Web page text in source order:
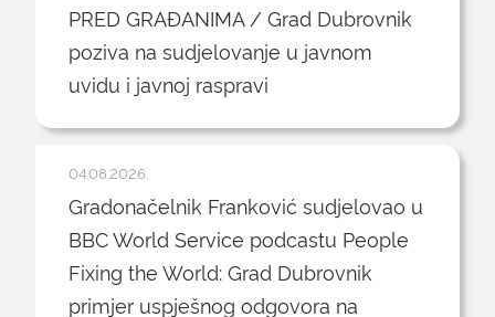
PRED GRAĐANIMA / Grad Dubrovnik
poziva na sudjelovanje u javnom
uvidu i javnoj raspravi
04.08.2026.
Gradonačelnik Franković sudjelovao u
BBC World Service podcastu People
Fixing the World: Grad Dubrovnik
primjer uspješnog odgovora na